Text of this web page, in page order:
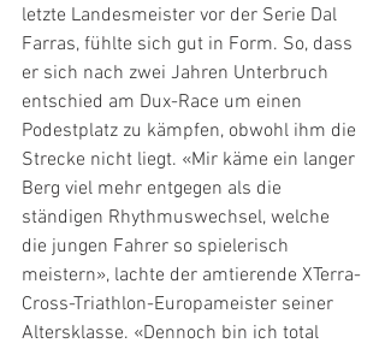
letzte Landesmeister vor der Serie Dal
Farras, fühlte sich gut in Form. So, dass
er sich nach zwei Jahren Unterbruch
entschied am Dux-Race um einen
Podestplatz zu kämpfen, obwohl ihm die
Strecke nicht liegt. «Mir käme ein langer
Berg viel mehr entgegen als die
ständigen Rhythmuswechsel, welche
die jungen Fahrer so spielerisch
meistern», lachte der amtierende XTerra-
Cross-Triathlon-Europameister seiner
Altersklasse. «Dennoch bin ich total